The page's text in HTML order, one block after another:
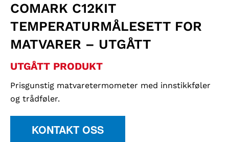
COMARK C12KIT
TEMPERATURMÅLESETT FOR
MATVARER – UTGÅTT
UTGÅTT PRODUKT
Prisgunstig matvaretermometer med innstikkføler
og trådføler.
KONTAKT OSS